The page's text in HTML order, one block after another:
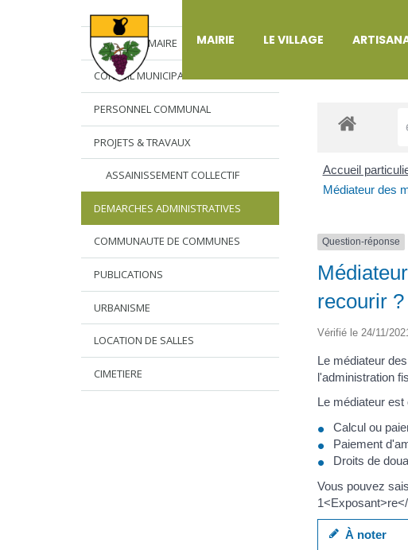
MAIRIE LE VILLAGE
L’EDITO DU MAIRE
CONSEIL MUNICIPAL
PERSONNEL COMMUNAL
PROJETS & TRAVAUX
ASSAINISSEMENT COLLECTIF
DEMARCHES ADMINISTRATIVES
COMMUNAUTE DE COMMUNES
PUBLICATIONS
URBANISME
LOCATION DE SALLES
CIMETIERE
Accueil
Médiateur des
Question-réponse
recourir ?
Vérifié le 24/11/
Le médiateur
l'administration
Le médiateur
Calcul ou
Paiement
Droits de
Vous pouvez
À noter